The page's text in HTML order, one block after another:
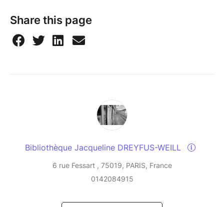
Share this page
Bibliothèque Jacqueline DREYFUS-WEILL
6 rue Fessart , 75019, PARIS, France
0142084915